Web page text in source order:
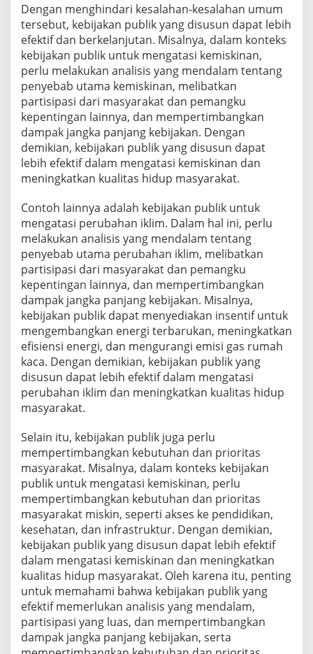
Dengan menghindari kesalahan-kesalahan umum
tersebut, kebijakan publik yang disusun dapat lebih
efektif dan berkelanjutan. Misalnya, dalam konteks
kebijakan publik untuk mengatasi kemiskinan,
perlu melakukan analisis yang mendalam tentang
penyebab utama kemiskinan, melibatkan
partisipasi dari masyarakat dan pemangku
kepentingan lainnya, dan mempertimbangkan
dampak jangka panjang kebijakan. Dengan
demikian, kebijakan publik yang disusun dapat
lebih efektif dalam mengatasi kemiskinan dan
meningkatkan kualitas hidup masyarakat.
Contoh lainnya adalah kebijakan publik untuk
mengatasi perubahan iklim. Dalam hal ini, perlu
melakukan analisis yang mendalam tentang
penyebab utama perubahan iklim, melibatkan
partisipasi dari masyarakat dan pemangku
kepentingan lainnya, dan mempertimbangkan
dampak jangka panjang kebijakan. Misalnya,
kebijakan publik dapat menyediakan insentif untuk
mengembangkan energi terbarukan, meningkatkan
efisiensi energi, dan mengurangi emisi gas rumah
kaca. Dengan demikian, kebijakan publik yang
disusun dapat lebih efektif dalam mengatasi
perubahan iklim dan meningkatkan kualitas hidup
masyarakat.
Selain itu, kebijakan publik juga perlu
mempertimbangkan kebutuhan dan prioritas
masyarakat. Misalnya, dalam konteks kebijakan
publik untuk mengatasi kemiskinan, perlu
mempertimbangkan kebutuhan dan prioritas
masyarakat miskin, seperti akses ke pendidikan,
kesehatan, dan infrastruktur. Dengan demikian,
kebijakan publik yang disusun dapat lebih efektif
dalam mengatasi kemiskinan dan meningkatkan
kualitas hidup masyarakat. Oleh karena itu, penting
untuk memahami bahwa kebijakan publik yang
efektif memerlukan analisis yang mendalam,
partisipasi yang luas, dan mempertimbangkan
dampak jangka panjang kebijakan, serta